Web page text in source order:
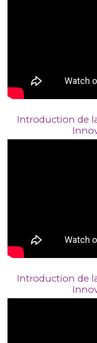
Introduction de
Introduction de